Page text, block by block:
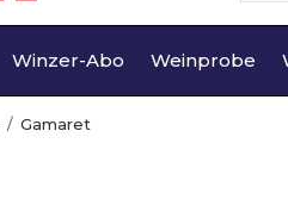
Winzer-Abo Weinprobe
Gamaret